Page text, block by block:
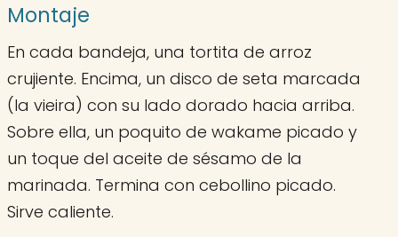
Montaje
En cada bandeja, una tortita de arroz
crujiente. Encima, un disco de seta marcada
(la vieira) con su lado dorado hacia arriba.
Sobre ella, un poquito de wakame picado y
un toque del aceite de sésamo de la
marinada. Termina con cebollino picado.
Sirve caliente.